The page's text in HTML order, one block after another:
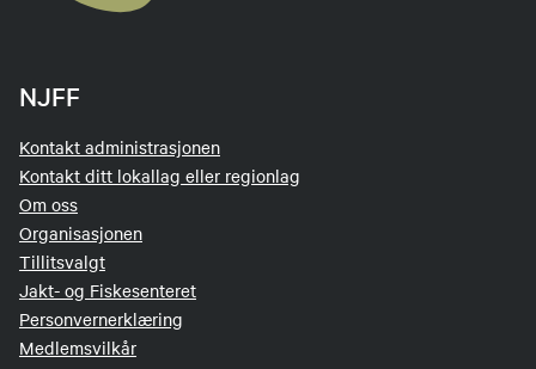
NJFF
Kontakt administrasjonen
Kontakt ditt lokallag eller regionlag
Om oss
Organisasjonen
Tillitsvalgt
Jakt- og Fiskesenteret
Personvernerklæring
Medlemsvilkår